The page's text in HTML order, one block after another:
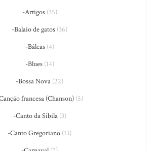
-Artigos(35)
-Balaio de gatos (36)
-Bálcãs(4)
-Blues(14)
-Bossa Nova (22)
francesa (Chanson)(5)
-Canto da Sibila(3)
-Canto Gregoriano (13)